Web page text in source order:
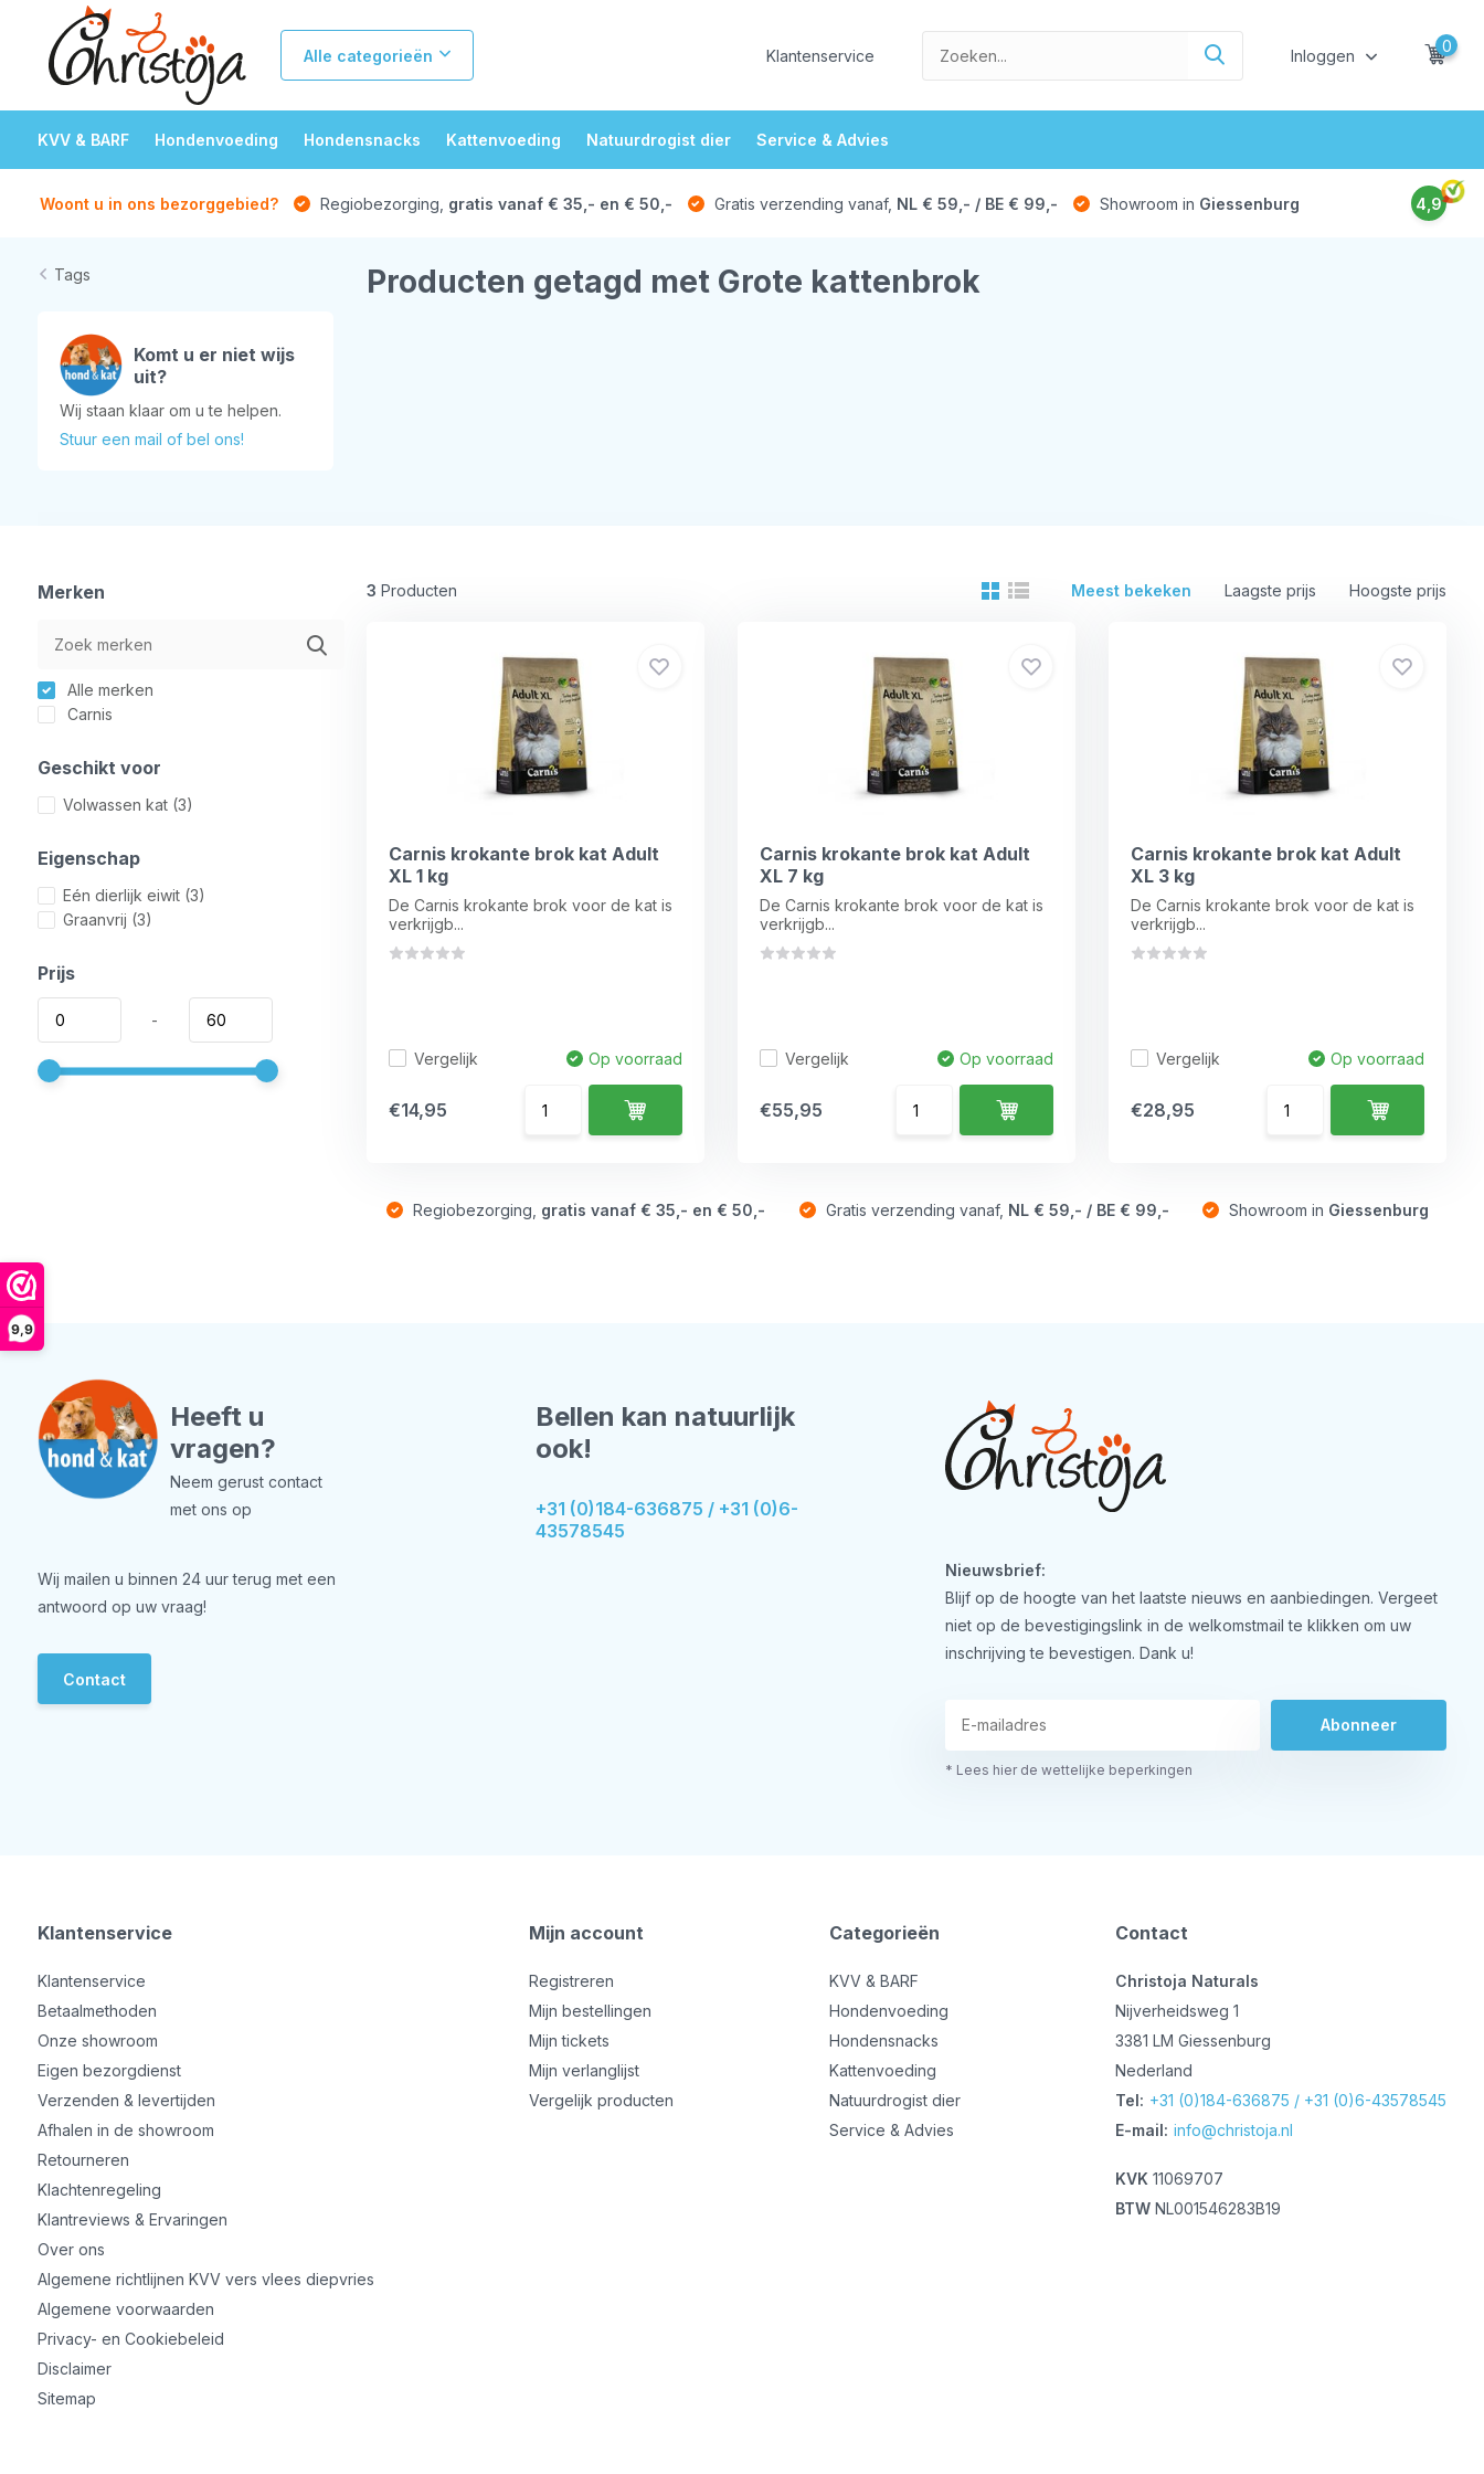
9,9
Alle categorieën Klantenservice Inloggen
0
KVV & BARF Hondenvoeding Hondensnacks Kattenvoeding Natuurdrogist dier Service & Advies
Woont u in ons bezorggebied? Regiobezorging, gratis vanaf € 35,- en € 50,- Gratis verzending vanaf, NL € 59,- / BE € 99,- Showroom in Giessenburg 4,9
Tags
Komt u er niet wijs
uit?
Wij staan klaar om u te helpen.
Stuur een mail of bel ons!
Producten getagd met Grote kattenbrok
Merken
Alle merken
Carnis
Geschikt voor
Volwassen kat (3)
Eigenschap
Eén dierlijk eiwit (3)
Graanvrij (3)
Prijs
-
3 Producten Meest bekeken Laagste prijs Hoogste prijs
Carnis krokante brok kat Adult
XL 1 kg
De Carnis krokante brok voor de kat is
verkrijgb...
Vergelijk Op voorraad
€14,95
Carnis krokante brok kat Adult
XL 7 kg
De Carnis krokante brok voor de kat is
verkrijgb...
Vergelijk Op voorraad
€55,95
Carnis krokante brok kat Adult
XL 3 kg
De Carnis krokante brok voor de kat is
verkrijgb...
Vergelijk Op voorraad
€28,95
Regiobezorging, gratis vanaf € 35,- en € 50,- Gratis verzending vanaf, NL € 59,- / BE € 99,- Showroom in Giessenburg
Heeft u
vragen?
Neem gerust contact
met ons op
Wij mailen u binnen 24 uur terug met een
antwoord op uw vraag!
Contact
Bellen kan natuurlijk
ook!
+31 (0)184-636875 / +31 (0)6-
43578545
Nieuwsbrief:
Blijf op de hoogte van het laatste nieuws en aanbiedingen. Vergeet
niet op de bevestigingslink in de welkomstmail te klikken om uw
inschrijving te bevestigen. Dank u!
Abonneer
* Lees hier de wettelijke beperkingen
Klantenservice
Klantenservice
Betaalmethoden
Onze showroom
Eigen bezorgdienst
Verzenden & levertijden
Afhalen in de showroom
Retourneren
Klachtenregeling
Klantreviews & Ervaringen
Over ons
Algemene richtlijnen KVV vers vlees diepvries
Algemene voorwaarden
Privacy- en Cookiebeleid
Disclaimer
Sitemap
Mijn account
Registreren
Mijn bestellingen
Mijn tickets
Mijn verlanglijst
Vergelijk producten
Categorieën
KVV & BARF
Hondenvoeding
Hondensnacks
Kattenvoeding
Natuurdrogist dier
Service & Advies
Contact
Christoja Naturals
Nijverheidsweg 1
3381 LM Giessenburg
Nederland
Tel: +31 (0)184-636875 / +31 (0)6-43578545
E-mail: info@christoja.nl
KVK 11069707
BTW NL001546283B19